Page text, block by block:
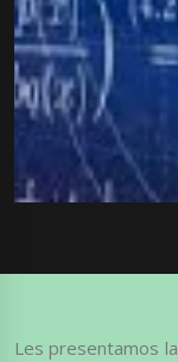
Les presentamos